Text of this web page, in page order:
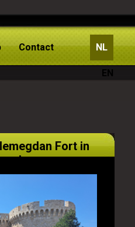
Contact NL
EN
Fort in